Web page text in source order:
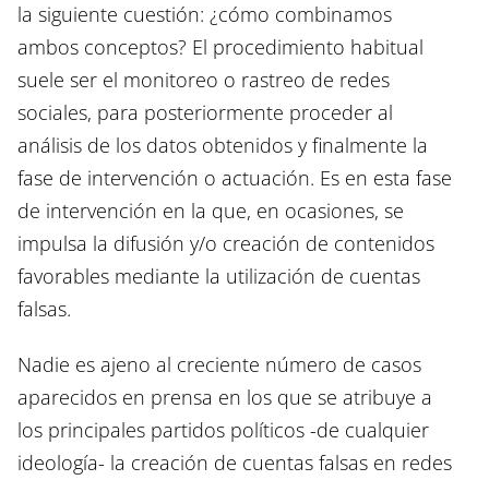
la siguiente cuestión: ¿cómo combinamos
ambos conceptos? El procedimiento habitual
suele ser el monitoreo o rastreo de redes
sociales, para posteriormente proceder al
análisis de los datos obtenidos y finalmente la
fase de intervención o actuación. Es en esta fase
de intervención en la que, en ocasiones, se
impulsa la difusión y/o creación de contenidos
favorables mediante la utilización de cuentas
falsas.
Nadie es ajeno al creciente número de casos
aparecidos en prensa en los que se atribuye a
los principales partidos políticos -de cualquier
ideología- la creación de cuentas falsas en redes